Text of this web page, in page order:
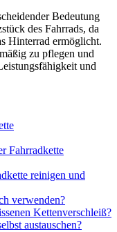
Bedeutung
des Fahrrads, da
Hinterrad ermöglicht.
zu pflegen und
und
Fahrradkette
reinigen und
verwenden?
Kettenverschleiß?
austauschen?